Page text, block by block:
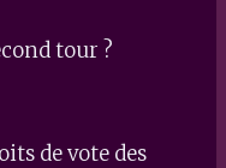
tour ?
de vote des